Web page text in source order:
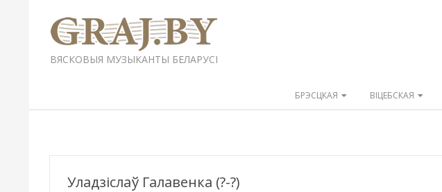
содержимомуGRAJ.BY
ВЯСКОВЫЯ МУЗЫКАНТЫ БЕЛАРУСІ
меню
БРЭСЦКАЯ ВІЦЕБСКАЯ
Уладзіслаў Галавенка (?-?)